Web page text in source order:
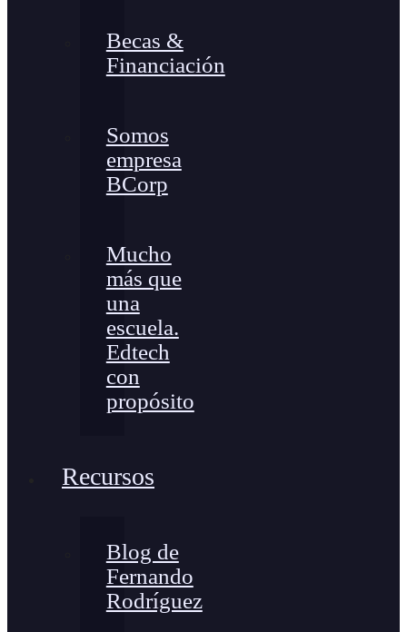
Becas &
Financiación
Somos
empresa
BCorp
Mucho
más que
una
escuela.
Edtech
con
propósito
Recursos
Blog de
Fernando
Rodríguez